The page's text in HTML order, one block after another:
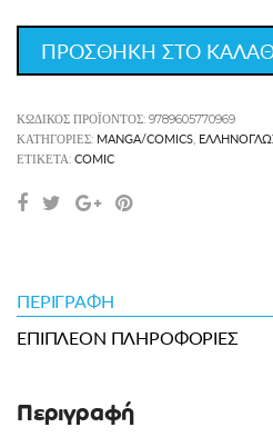
ΠΡΟΣΘΗΚΗ ΣΤΟ
ΚΩΔΙΚΌΣ ΠΡΟΪΌΝΤΟΣ: 9789605770969
ΚΑΤΗΓΟΡΊΕΣ: MANGA/COMICS,
ΕΤΙΚΈΤΑ: COMIC
ΠΕΡΙΓΡΑΦΉ
ΕΠΙΠΛΈΟΝ ΠΛΗΡΟΦΟΡΊΕΣ
Περιγραφή